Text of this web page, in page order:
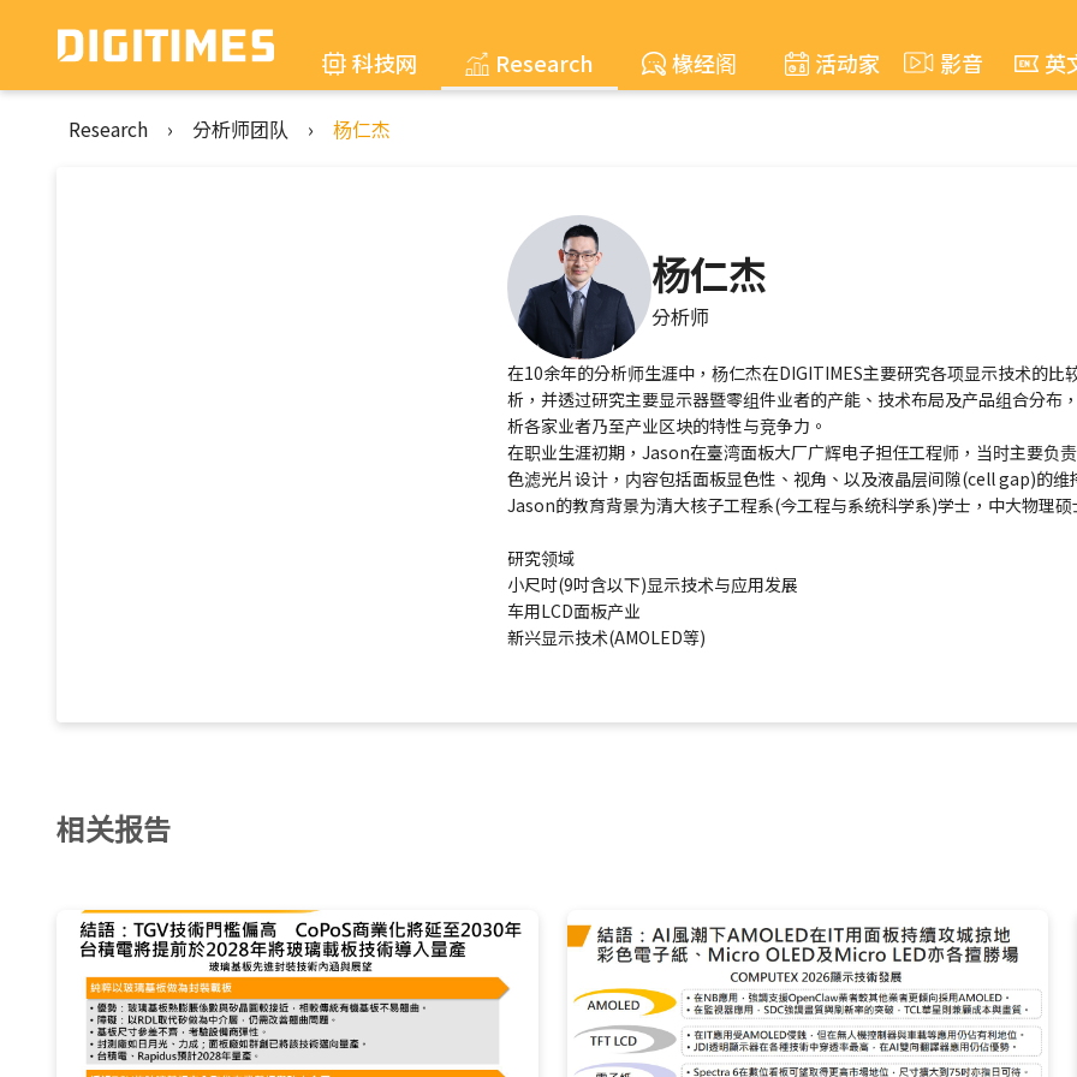
科技网 Research 椽经阁 活动家 影音 英
Research › 分析师团队 › 杨仁杰
杨仁杰
分析师
在10余年的分析师生涯中，杨仁杰在DIGITIMES主要研究各项显示技术的比
析，并透过研究主要显示器暨零组件业者的产能、技术布局及产品组合分布
析各家业者乃至产业区块的特性与竞争力。
在职业生涯初期，Jason在臺湾面板大厂广辉电子担任工程师，当时主要负
色滤光片设计，内容包括面板显色性、视角、以及液晶层间隙(cell gap)的维
Jason的教育背景为清大核子工程系(今工程与系统科学系)学士，中大物理硕
研究领域
小尺吋(9吋含以下)显示技术与应用发展
车用LCD面板产业
新兴显示技术(AMOLED等)
相关报告